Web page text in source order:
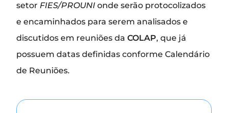
setor FIES/PROUNI onde serão protocolizados
e encaminhados para serem analisados e
discutidos em reuniões daCOLAP, que já
possuem datas definidas conforme Calendário
de Reuniões.